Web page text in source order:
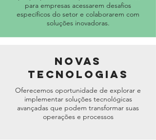
para empresas acessarem desafios
específicos do setor e colaborarem com
soluções inovadoras.
Novas
Tecnologias
Oferecemos oportunidade de explorar e
implementar soluções tecnológicas
avançadas que podem transformar suas
operações e processos